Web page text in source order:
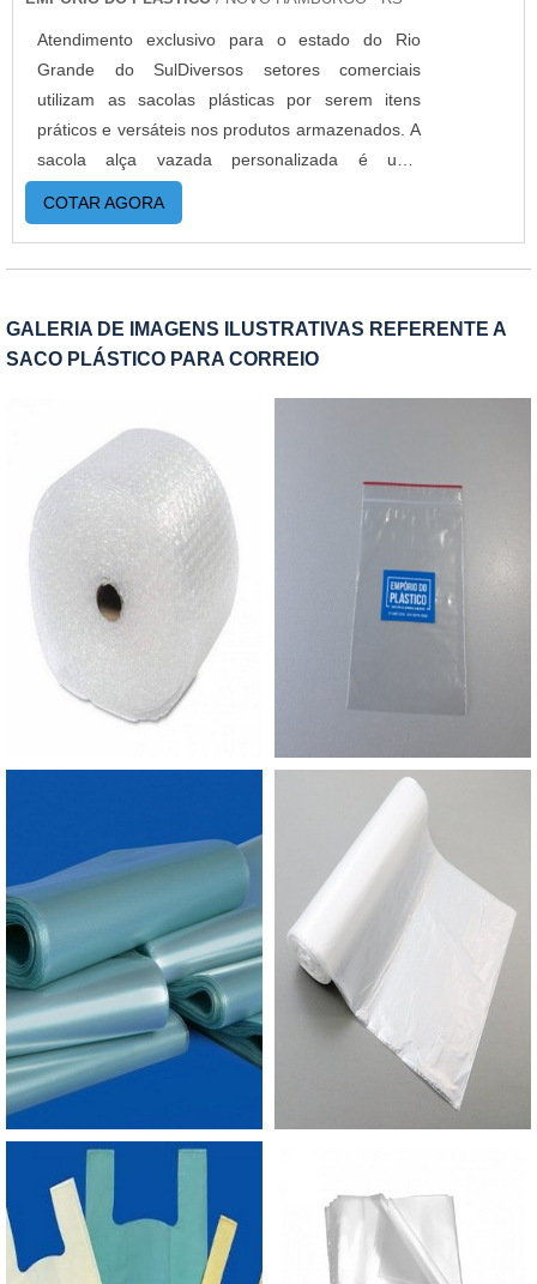
Atendimento exclusivo para o estado do Rio
Grande do SulDiversos setores comerciais
utilizam as sacolas plásticas por serem itens
práticos e versáteis nos produtos armazenados. A
sacola alça vazada personalizada é uma
excelente alternativa para lojas e comércios que
buscam por compactar os produtos em itens de
qualidade e com diversas finalidades. Se torna
do cliente. MAIS INFORMAÇÕES RELEVANTES
SOBRE O PRODUTOA sacola personalizada é um
modelo de saco plástico muito utilizado por
comércios, indústrias e instituições que querem
divulgar a marca por meio da exposição
ambulante e gratuita de consumidores
satisfeitos. Esse tipo de sacola, cuja alça
apresenta somente um pequeno bocal para
encaixe das mãos que a seguram e transportam,
é preparada exatamente para ter mais espaço
para a confecção personalizada de dizeres
como:Marcas;Anúncios;Mensagens; Peças de
marketing arrojadas e de fácil leitura.O saco alça
vazada personalizado é projetado de acordo com
as especificações de cada produtor, varejista,
comerciário ou representante de instituição que
queira estampar a marca pelos caminhos dos
compradores ou de quem foi presenteado pelos
produtos.Feita com polietileno de alta densidade e
reciclável, a sacola é confeccionada com material
reconhecido pela alta maleabilidade e resistência,
com espessuras a partir de 0,10 milímetros,
usualmente utilizada para comércio.SACOLA
ALÇA VAZADA PERSONALIZADA DE ALTA
QUALIDADEA Empório do Plástico passou a
contratar a produção com fábricas ainda mais
assim, o mix de sacos a pronta entrega e venda
fracionada, até em pequenas quantidades. Para
saber mais informações, basta solicitar um
orçamento..
COTAR AGORA
GALERIA DE IMAGENS ILUSTRATIVAS REFERENTE A
SACO PLÁSTICO PARA CORREIO